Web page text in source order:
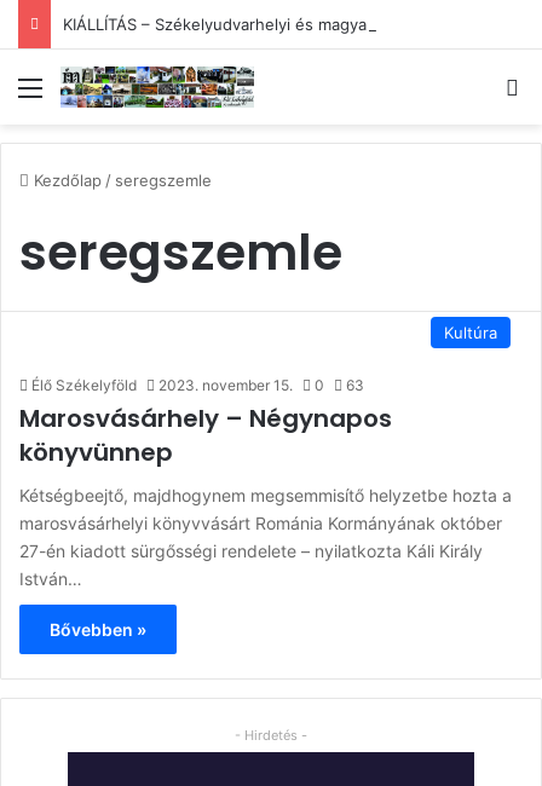
Menü
Kezdőlap/ seregszemle
seregszemle
Kultúra
Élő Székelyföld 2023. november 15. 0 63
Marosvásárhely – Négynapos
könyvünnep
Kétségbeejtő, majdhogynem megsemmisítő helyzetbe hozta a
marosvásárhelyi könyvvásárt Románia Kormányának október
27-én kiadott sürgősségi rendelete – nyilatkozta Káli Király
István…
Bővebben »
- Hirdetés -